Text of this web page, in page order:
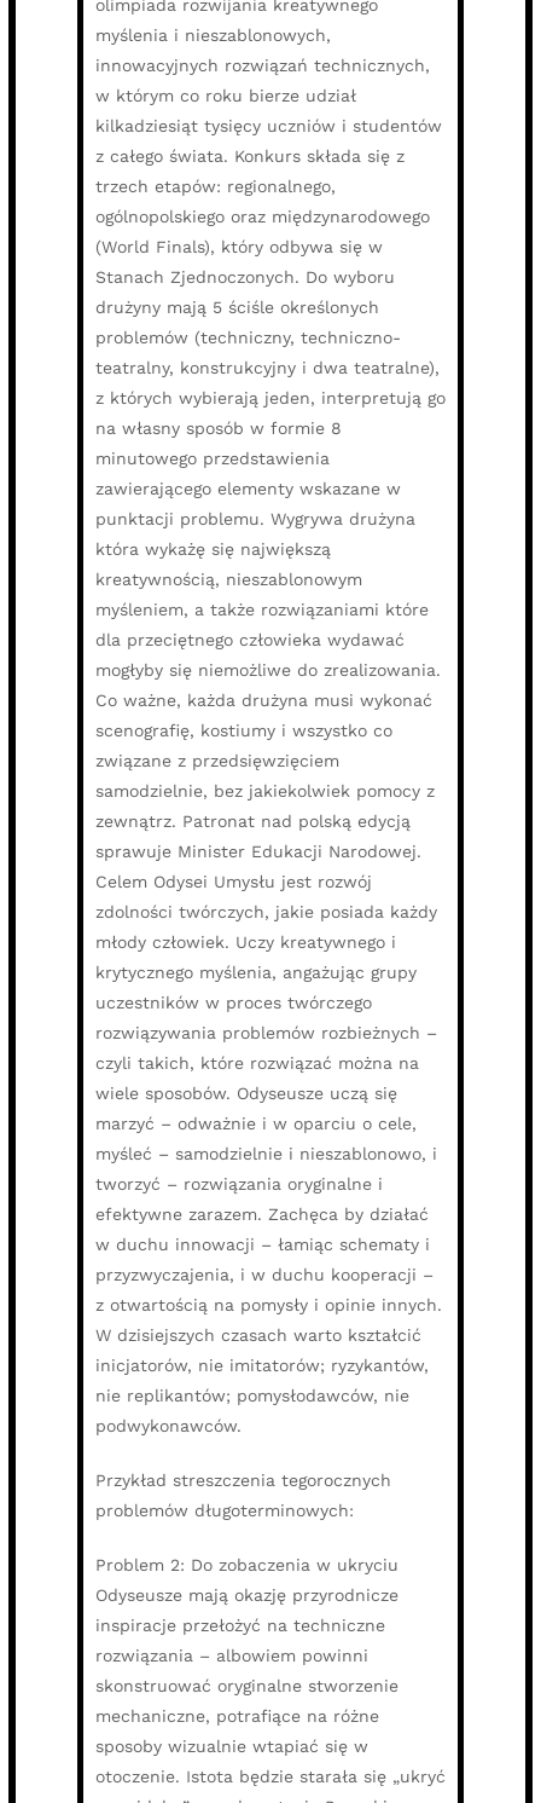
olimpiada rozwijania kreatywnego
myślenia i nieszablonowych,
innowacyjnych rozwiązań technicznych,
w którym co roku bierze udział
kilkadziesiąt tysięcy uczniów i studentów
z całego świata. Konkurs składa się z
trzech etapów: regionalnego,
ogólnopolskiego oraz międzynarodowego
(World Finals), który odbywa się w
Stanach Zjednoczonych. Do wyboru
drużyny mają 5 ściśle określonych
problemów (techniczny, techniczno-
teatralny, konstrukcyjny i dwa teatralne),
z których wybierają jeden, interpretują go
na własny sposób w formie 8
minutowego przedstawienia
zawierającego elementy wskazane w
punktacji problemu. Wygrywa drużyna
która wykażę się największą
kreatywnością, nieszablonowym
myśleniem, a także rozwiązaniami które
dla przeciętnego człowieka wydawać
mogłyby się niemożliwe do zrealizowania.
Co ważne, każda drużyna musi wykonać
scenografię, kostiumy i wszystko co
związane z przedsięwzięciem
samodzielnie, bez jakiekolwiek pomocy z
zewnątrz. Patronat nad polską edycją
sprawuje Minister Edukacji Narodowej.
Celem Odysei Umysłu jest rozwój
zdolności twórczych, jakie posiada każdy
młody człowiek. Uczy kreatywnego i
krytycznego myślenia, angażując grupy
uczestników w proces twórczego
rozwiązywania problemów rozbieżnych –
czyli takich, które rozwiązać można na
wiele sposobów. Odyseusze uczą się
marzyć – odważnie i w oparciu o cele,
myśleć – samodzielnie i nieszablonowo, i
tworzyć – rozwiązania oryginalne i
efektywne zarazem. Zachęca by działać
w duchu innowacji – łamiąc schematy i
przyzwyczajenia, i w duchu kooperacji –
z otwartością na pomysły i opinie innych.
W dzisiejszych czasach warto kształcić
inicjatorów, nie imitatorów; ryzykantów,
nie replikantów; pomysłodawców, nie
podwykonawców.
Przykład streszczenia tegorocznych
problemów długoterminowych:
Problem 2: Do zobaczenia w ukryciu
Odyseusze mają okazję przyrodnicze
inspiracje przełożyć na techniczne
rozwiązania – albowiem powinni
skonstruować oryginalne stworzenie
mechaniczne, potrafiące na różne
sposoby wizualnie wtapiać się w
otoczenie. Istota będzie starała się „ukryć